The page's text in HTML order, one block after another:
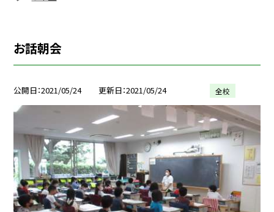
お話朝会
公開日 2021/05/24 更新日 2021/05/24 全校